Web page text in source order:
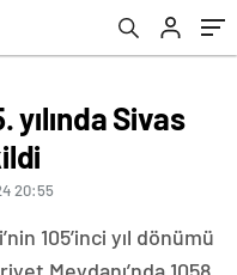
yılında Sivas
20:55
105’inci yıl dönümü